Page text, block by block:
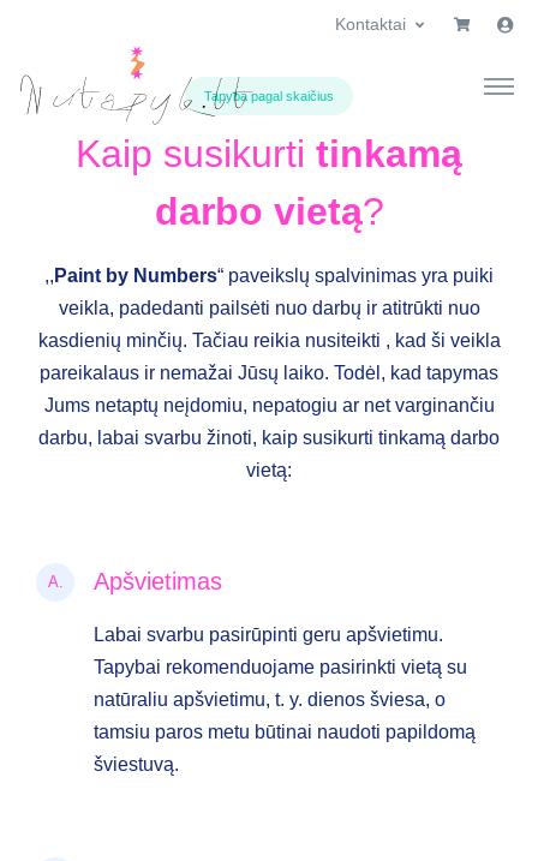
Kontaktai
Tapyba pagal skaičius
Kaip susikurti tinkamą
darbo vietą?
,, Paint by Numbers“ paveikslų spalvinimas yra puiki
veikla, padedanti pailsėti nuo darbų ir atitrūkti nuo
kasdienių minčių. Tačiau reikia nusiteikti , kad ši veikla
pareikalaus ir nemažai Jūsų laiko. Todėl, kad tapymas
Jums netaptų neįdomiu, nepatogiu ar net varginančiu
darbu, labai svarbu žinoti, kaip susikurti tinkamą darbo
vietą:
A. Apšvietimas
Labai svarbu pasirūpinti geru apšvietimu.
Tapybai rekomenduojame pasirinkti vietą su
natūraliu apšvietimu, t. y. dienos šviesa, o
tamsiu paros metu būtinai naudoti papildomą
šviestuvą.
×
Labas!
Prisijunk prie pirkėjo paskyros
El. paštas
Slaptažodis
Pamiršau slaptažodį
×